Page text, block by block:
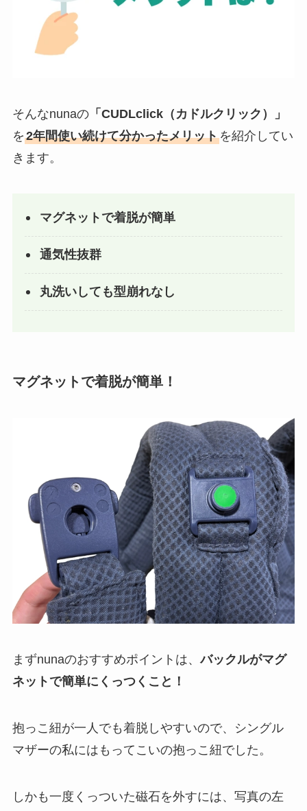
そんなnunaの「CUDLclick（カドルクリック）」
を2年間使い続けて分かったメリットを紹介してい
きます。
マグネットで着脱が簡単
通気性抜群
丸洗いしても型崩れなし
マグネットで着脱が簡単！
まずnunaのおすすめポイントは、バックルがマグ
ネットで簡単にくっつく こと！
抱っこ紐が一人でも着脱しやすいので、シングル
マザーの私にはもってこいの抱っこ紐でした。
しかも一度くっついた磁石を外すには、写真の左